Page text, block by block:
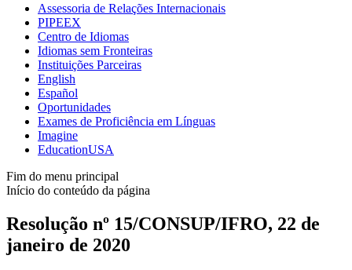
Assessoria de Relações Internacionais
PIPEEX
Centro de Idiomas
Idiomas sem Fronteiras
Instituições Parceiras
English
Español
Oportunidades
Exames de Proficiência em Línguas
Imagine
EducationUSA
Fim do menu principal
Início do conteúdo da página
Resolução nº 15/CONSUP/IFRO, 22 de
janeiro de 2020